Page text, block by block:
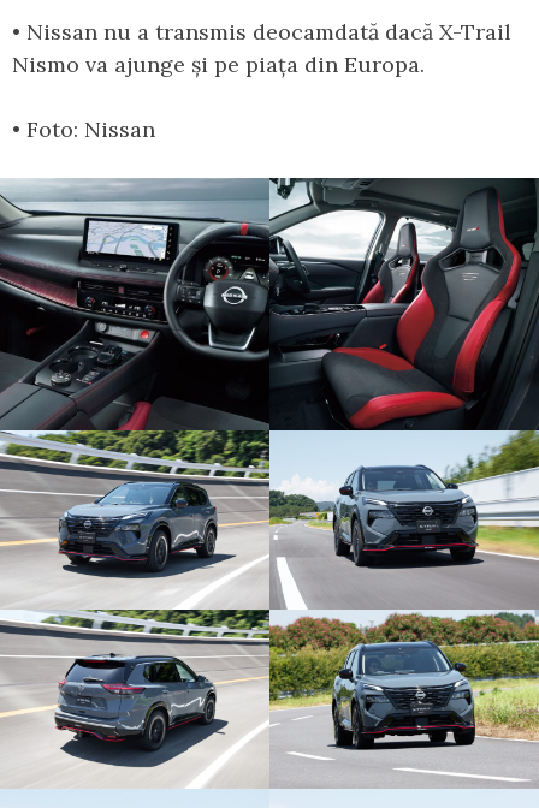
• Nissan nu a transmis deocamdată dacă X-Trail
Nismo va ajunge și pe piața din Europa.
• Foto: Nissan